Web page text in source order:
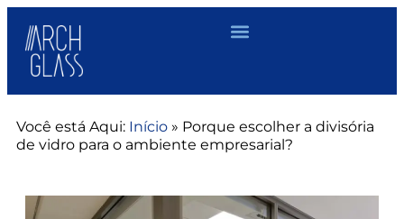
Você está Aqui: Início » Porque escolher a divisória
de vidro para o ambiente empresarial?